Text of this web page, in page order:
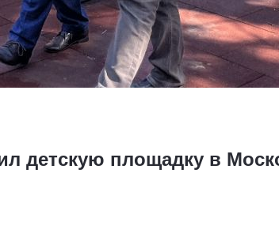
детскую площадку в